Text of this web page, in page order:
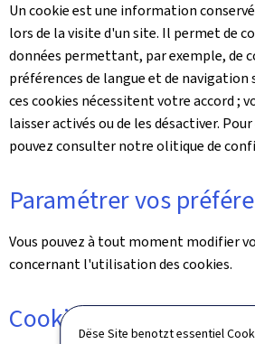
Dëse Site benotzt essentiel
Un cookie est une information
lors de la visite d'un site. Il permet de
données permettant, par exemple, de
préférences de langue et de navigation
ces cookies nécessitent votre accord ;
laisser activés ou de les désactiver.
pouvez consulter notre olitique de
Paramétrer vos
Vous pouvez à tout moment modifier
concernant l'utilisation des cookies.
Cookies techniques